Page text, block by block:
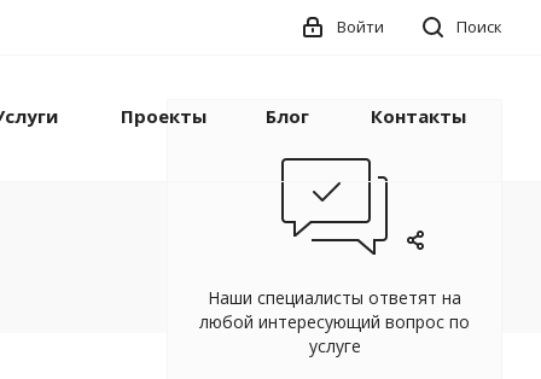
Поиск
Войти
Проекты Блог Контакты
Наши специалисты ответят на
любой интересующий вопрос по
услуге